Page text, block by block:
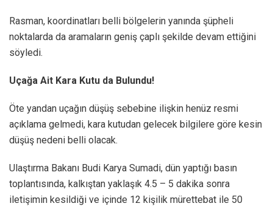
Rasman, koordinatları belli bölgelerin yanında şüpheli
noktalarda da aramaların geniş çaplı şekilde devam ettiğini
söyledi.
Uçağa Ait Kara Kutu da Bulundu!
Öte yandan uçağın düşüş sebebine ilişkin henüz resmi
açıklama gelmedi, kara kutudan gelecek bilgilere göre kesin
düşüş nedeni belli olacak.
Ulaştırma Bakanı Budi Karya Sumadi, dün yaptığı basın
toplantısında, kalkıştan yaklaşık 4.5 – 5 dakika sonra
iletişimin kesildiği ve içinde 12 kişilik mürettebat ile 50